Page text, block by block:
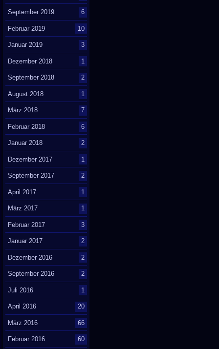
September 2019 6
Februar 2019 10
Januar 2019 3
Dezember 2018 1
September 2018 2
August 2018 1
März 2018 7
Februar 2018 6
Januar 2018 2
Dezember 2017 1
September 2017 2
April 2017 1
März 2017 1
Februar 2017 3
Januar 2017 2
Dezember 2016 2
September 2016 2
Juli 2016 1
April 2016 20
März 2016 66
Februar 2016 60